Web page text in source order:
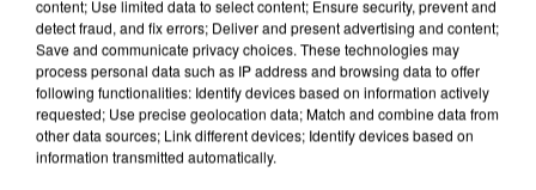
content; Use limited data to select content; Ensure security, prevent and
detect fraud, and fix errors; Deliver and present advertising and content;
Save and communicate privacy choices. These technologies may
process personal data such as IP address and browsing data to offer
following functionalities: Identify devices based on information actively
requested; Use precise geolocation data; Match and combine data from
other data sources; Link different devices; Identify devices based on
information transmitted automatically.